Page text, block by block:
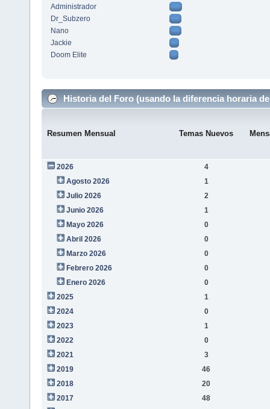
Administrador
Dr_Subzero
Nano
Jackie
Doom Elite
Historia del Foro (usando la diferencia horaria
Resumen Mensual Temas Nuevos
2026
4
Agosto 2026
1
Julio 2026
2
Junio 2026
1
Mayo 2026
0
Abril 2026
0
Marzo 2026
0
Febrero 2026
0
Enero 2026
0
2025
1
2024
0
2023
1
2022
0
2021
3
2019
46
2018
20
2017
48